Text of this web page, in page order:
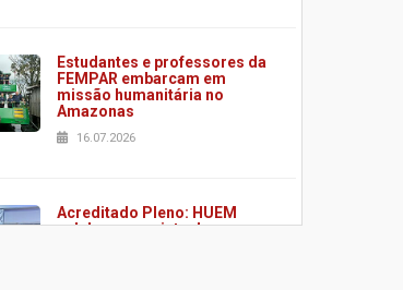
Estudantes e professores da
FEMPAR embarcam em
missão humanitária no
Amazonas
16.07.2026
Acreditado Pleno: HUEM
celebra conquista de